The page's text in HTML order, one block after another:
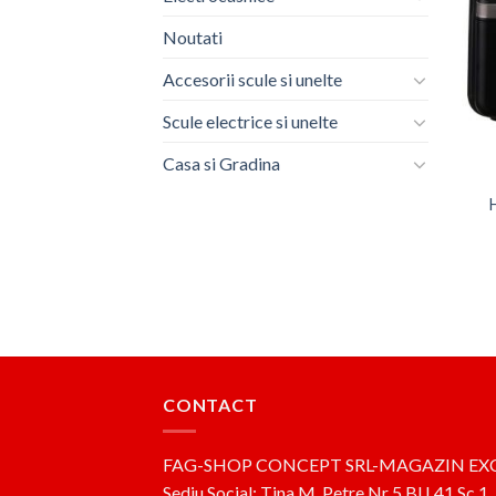
Noutati
Accesorii scule si unelte
Scule electrice si unelte
Casa si Gradina
CONTACT
FAG-SHOP CONCEPT SRL-MAGAZIN